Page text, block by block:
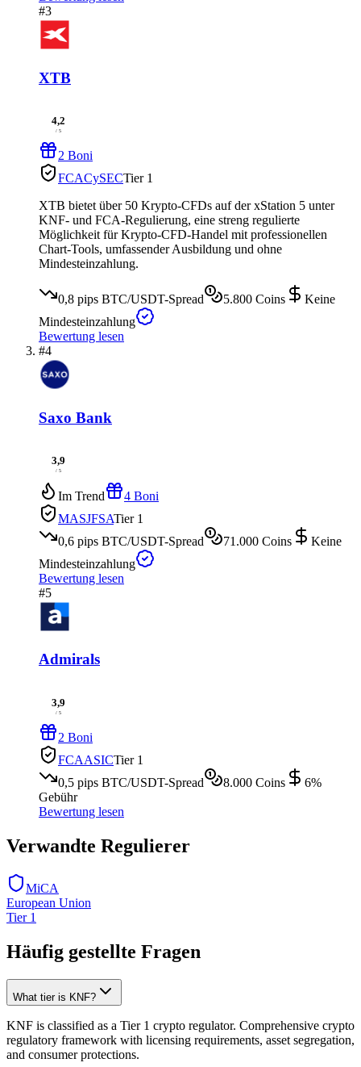
#3
XTB
4,2
/ 5
2 Boni
FCACySECTier 1
XTB bietet über 50 Krypto-CFDs auf der xStation 5 unter
KNF- und FCA-Regulierung, eine streng regulierte
Möglichkeit für Krypto-CFD-Handel mit professionellen
Chart-Tools, umfassender Ausbildung und ohne
Mindesteinzahlung.
0,8 pips BTC/USDT-Spread 5.800 Coins
Keine
Mindesteinzahlung
Bewertung lesen
#4
Saxo Bank
3,9
/ 5
Im Trend
4 Boni
MASJFSATier 1
0,6 pips BTC/USDT-Spread 71.000 Coins
Keine
Mindesteinzahlung
Bewertung lesen
#5
Admirals
3,9
/ 5
2 Boni
FCAASICTier 1
0,5 pips BTC/USDT-Spread 8.000 Coins 6%
Gebühr
Bewertung lesen
Verwandte Regulierer
MiCA
European Union
Tier 1
Häufig gestellte Fragen
What tier is KNF?
KNF is classified as a Tier 1 crypto regulator. Comprehensive crypto
regulatory framework with licensing requirements, asset segregation,
and consumer protections.